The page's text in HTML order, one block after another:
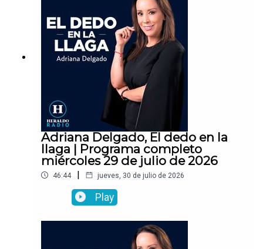
Adriana Delgado, El dedo en la
llaga | Programa completo
miércoles 29 de julio de 2026
46:44 | jueves, 30 de julio de 2026
Play